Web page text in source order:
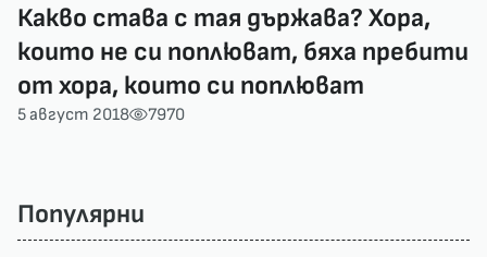
Какво става с тая държава? Хора,
които не си поплюват, бяха пребити
от хора, които си поплюват
5 август 2018 7970
Популярни